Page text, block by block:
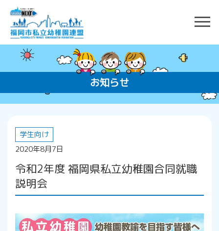
お知らせ
学生向け
2020年8月7日
令和2年度 福岡県私立幼稚園合同就職
説明会